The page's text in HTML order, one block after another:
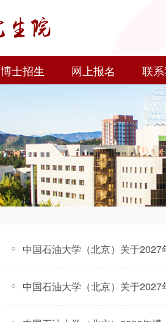
博士招生 网上报名 联
中国石油大学（北京）关于
中国石油大学（北京）关于